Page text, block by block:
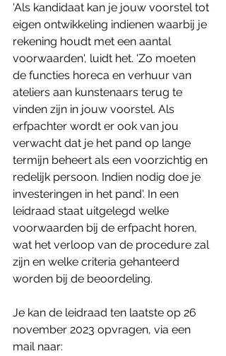
'Als kandidaat kan je jouw voorstel tot
eigen ontwikkeling indienen waarbij je
rekening houdt met een aantal
voorwaarden', luidt het. 'Zo moeten
de functies horeca en verhuur van
ateliers aan kunstenaars terug te
vinden zijn in jouw voorstel. Als
erfpachter wordt er ook van jou
verwacht dat je het pand op lange
termijn beheert als een voorzichtig en
redelijk persoon. Indien nodig doe je
investeringen in het pand'. In een
leidraad staat uitgelegd welke
voorwaarden bij de erfpacht horen,
wat het verloop van de procedure zal
zijn en welke criteria gehanteerd
worden bij de beoordeling.
Je kan de leidraad ten laatste op 26
november 2023 opvragen, via een
mail naar: